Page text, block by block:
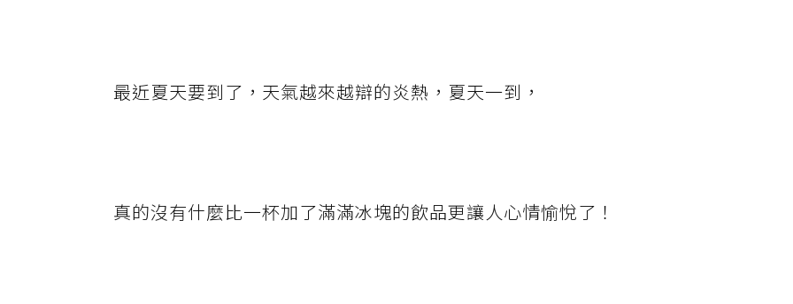
最近夏天要到了，天氣越來越辯的炎熱，夏天一到，
真的沒有什麼比一杯加了滿滿冰塊的飲品更讓人心情愉悅了！